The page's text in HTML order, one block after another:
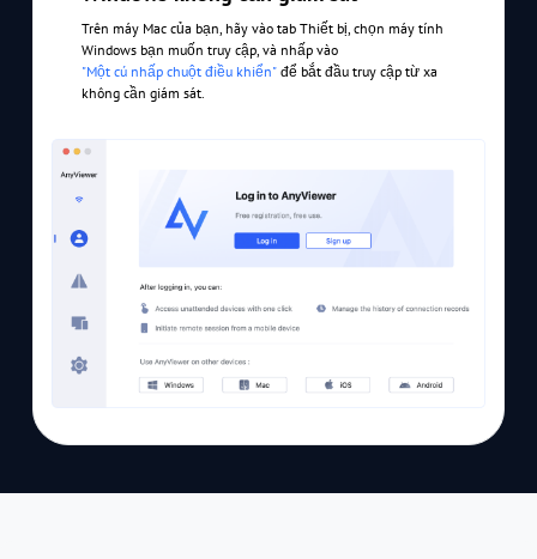
Trên máy Mac của bạn, hãy vào tab Thiết bị, chọn máy tính
Windows bạn muốn truy cập, và nhấp vào
"Một cú nhấp chuột điều khiển"để bắt đầu truy cập từ xa
không cần giám sát.